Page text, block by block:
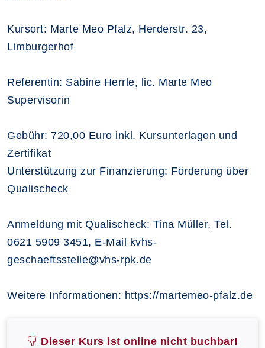
Kursort: Marte Meo Pfalz, Herderstr. 23,
Limburgerhof
Referentin: Sabine Herrle, lic. Marte Meo
Supervisorin
Gebühr: 720,00 Euro inkl. Kursunterlagen und
Zertifikat
Unterstützung zur Finanzierung: Förderung über
Qualischeck
Anmeldung mit Qualischeck: Tina Müller, Tel.
0621 5909 3451, E-Mail kvhs-
geschaeftsstelle@vhs-rpk.de
Weitere Informationen: https://martemeo-pfalz.de
Dieser Kurs ist online nicht buchbar!